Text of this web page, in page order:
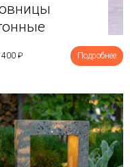
400 ₽ Подробнее